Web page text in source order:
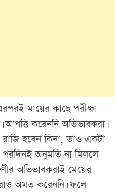
মায়ের কাছে পরীক্ষা
করেননি অভিভাবকরা।
হবেন কিনা, তাও একটা
পরদিনই অনুমতি না মিললে
অভিভাবকরাই মেয়ের
অমত করেননি। ফলে